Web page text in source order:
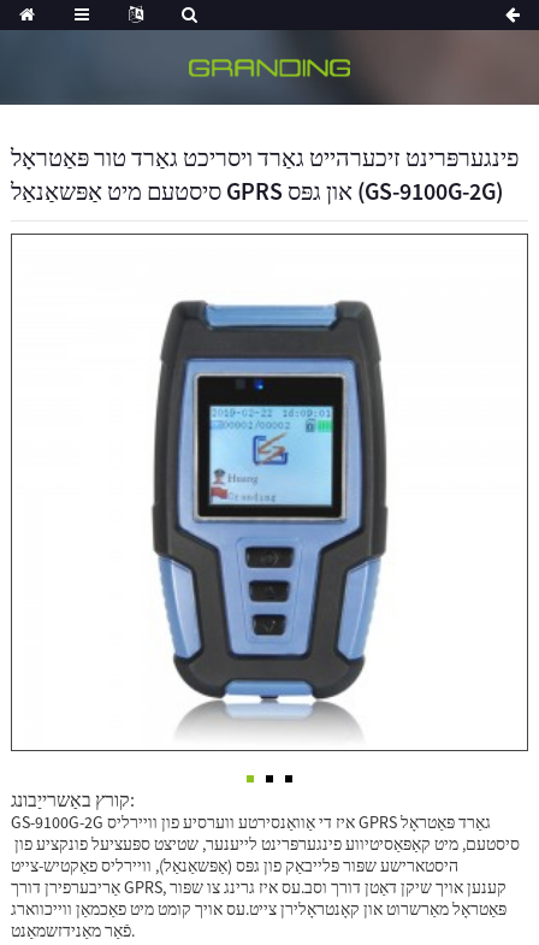
פינגערפּרינט זיכערהייט גאַרד ויסריכט גאַרד טור פּאַטראָל
סיסטעם מיט אַפּשאַנאַל GPRS און גפּס (GS-9100G-2G)
קורץ באַשרייַבונג:
GS-9100G-2G איז די אַוואַנסירטע ווערסיע פון ​​וויירליס GPRS גאַרד פּאַטראָל
סיסטעם, מיט קאַפּאַסיטיווע פינגערפּרינט לייענער, שטיצט ספּעציעל פונקציע פון ​​
היסטארישע שפּור פּלייבאַק פון גפּס (אַפּשאַנאַל), וויירליס פאַקטיש-צייט
אַריבערפירן דורך GPRS, קענען אויך שיקן דאַטן דורך וסב.עס איז גרינג צו שפּור
פּאַטראָל מאַרשרוט און קאָנטראָלירן צייט.עס אויך קומט מיט פאַכמאַן ווייכווארג
פֿאַר מאַנידזשמאַנט.